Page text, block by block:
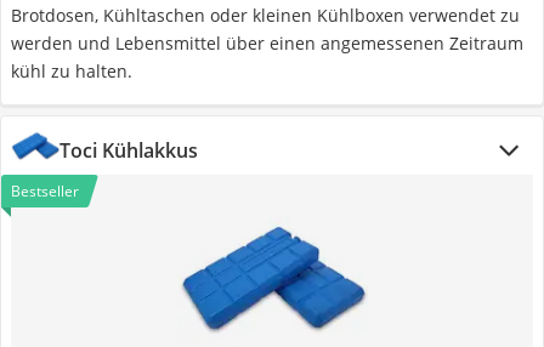
Brotdosen, Kühltaschen oder kleinen Kühlboxen verwendet zu
werden und Lebensmittel über einen angemessenen Zeitraum
kühl zu halten.
Toci Kühlakkus
Bestseller